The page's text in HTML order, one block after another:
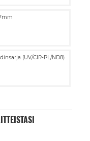
(UV/CIR-PL/ND8)